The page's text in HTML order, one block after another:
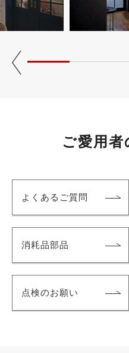
ご愛用者
よくあるご質問
消耗品部品
点検のお願い